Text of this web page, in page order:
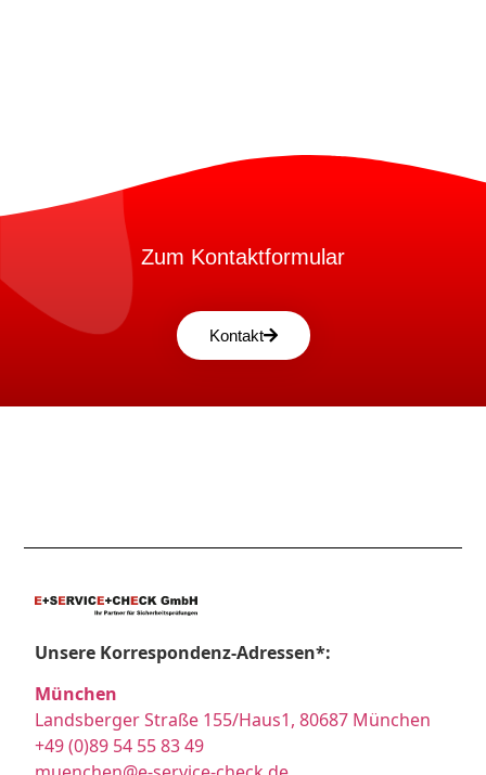
Zum Kontaktformular
Kontakt
Unsere Korrespondenz-Adressen*:
München
Landsberger Straße 155/Haus1, 80687 München
+49 (0)89 54 55 83 49